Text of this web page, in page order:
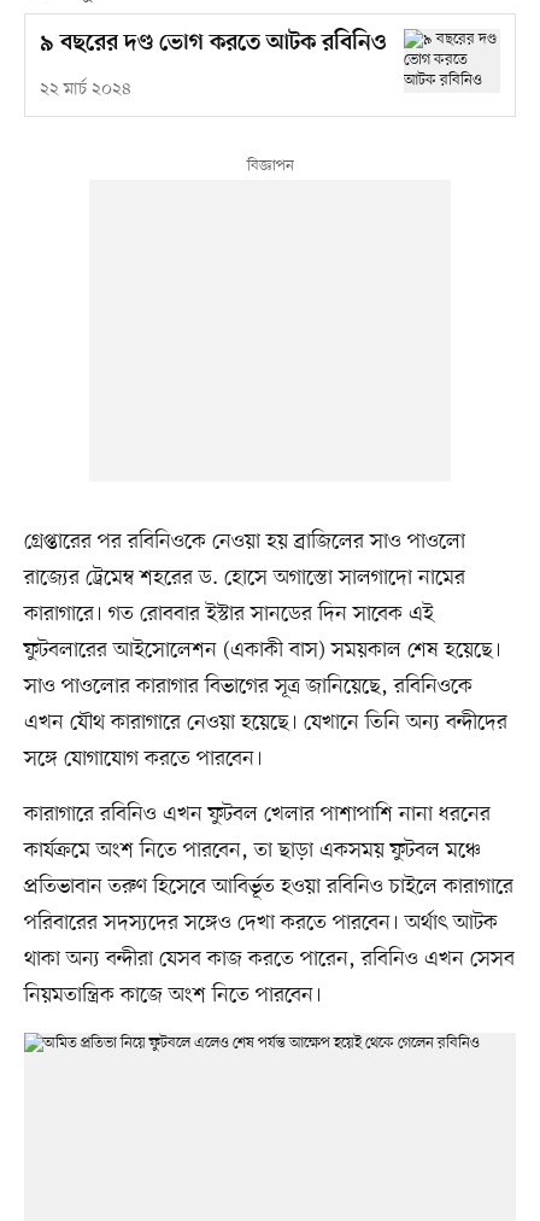
৯ বছরের দণ্ড ভোগ করতে আটক রবিনিও
২২ মার্চ ২০২৪
গ্রেপ্তারের পর রবিনিওকে নেওয়া হয় ব্রাজিলের সাও পাওলো
রাজ্যের ট্রেমেম্ব শহরের ড. হোসে অগাস্তো সালগাদো নামের
কারাগারে। গত রোববার ইস্টার সানডের দিন সাবেক এই
ফুটবলারের আইসোলেশন (একাকী বাস) সময়কাল শেষ হয়েছে।
সাও পাওলোর কারাগার বিভাগের সূত্র জানিয়েছে, রবিনিওকে
এখন যৌথ কারাগারে নেওয়া হয়েছে। যেখানে তিনি অন্য বন্দীদের
সঙ্গে যোগাযোগ করতে পারবেন।
কারাগারে রবিনিও এখন ফুটবল খেলার পাশাপাশি নানা ধরনের
কার্যক্রমে অংশ নিতে পারবেন, তা ছাড়া একসময় ফুটবল মঞ্চে
প্রতিভাবান তরুণ হিসেবে আবির্ভূত হওয়া রবিনিও চাইলে কারাগারে
পরিবারের সদস্যদের সঙ্গেও দেখা করতে পারবেন। অর্থাৎ আটক
থাকা অন্য বন্দীরা যেসব কাজ করতে পারেন, রবিনিও এখন সেসব
নিয়মতান্ত্রিক কাজে অংশ নিতে পারবেন।